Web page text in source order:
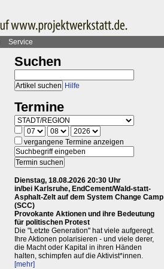
Service
Suchen
Hilfe
Termine
vergangene Termine anzeigen
Dienstag, 18.08.2026 20:30 Uhr
in/bei Karlsruhe, EndCement/Wald-statt-
Asphalt-Zelt auf dem System Change Camp
(SCC)
Provokante Aktionen und ihre Bedeutung
für politischen Protest
Die "Letzte Generation" hat viele aufgeregt.
Ihre Aktionen polarisieren - und viele derer,
die Macht oder Kapital in ihren Händen
halten, schimpfen auf die Aktivist*innen.
[mehr]